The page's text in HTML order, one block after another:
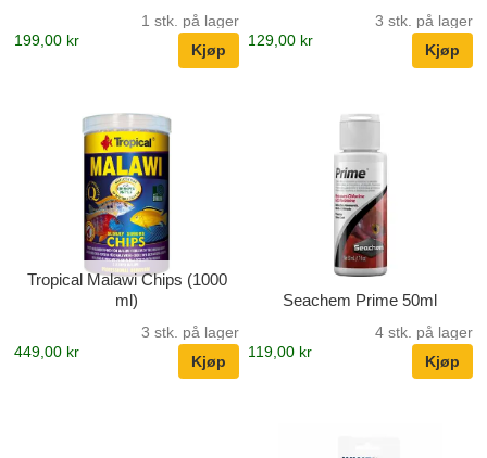
1 stk. på lager
199,00 kr
3 stk. på lager
129,00 kr
Tropical Malawi Chips (1000
ml)
3 stk. på lager
449,00 kr
Seachem Prime 50ml
4 stk. på lager
119,00 kr